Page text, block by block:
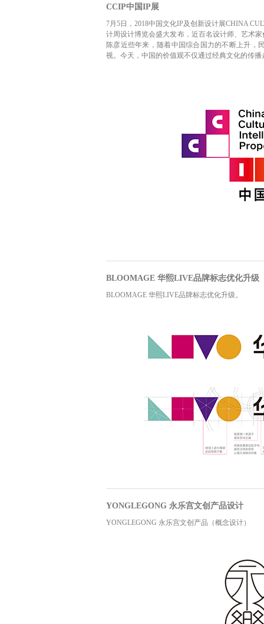
CCIP中国IP展
7月5日，2018中国文化IP及创新设计展CHINA
计周设计博览会盛大发布，近百名设计师、艺术
陈彦近些年来，随着中国综合国力的不断上升，
视。今天，中国的价值观不仅通过经典文化的传
BLOOMAGE 华熙LIVE品牌标志优化升级
BLOOMAGE 华熙LIVE品牌标志优化升级。
YONGLEGONG 永乐宫文创产品设计
YONGLEGONG 永乐宫文创产品（概念设计）